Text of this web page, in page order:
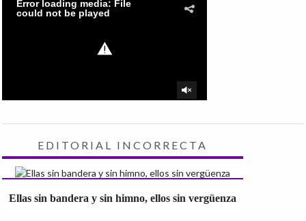
EDITORIAL INCORRECTA
Ellas sin bandera y sin himno, ellos sin vergüenza